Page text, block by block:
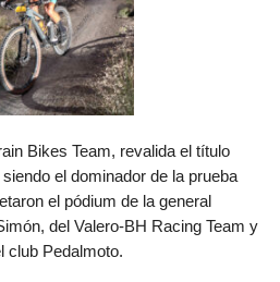
Bikes Team, revalida el título
el dominador de la prueba
el pódium de la general
del Valero-BH Racing Team y
club Pedalmoto.